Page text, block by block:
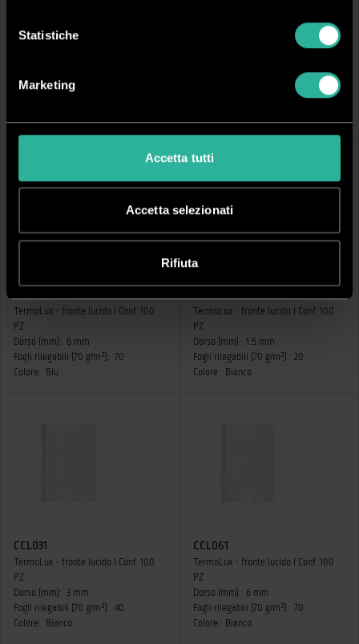
Statistiche
Marketing
Accetta tutti
Accetta selezionati
Rifiuta
CCL015
Dorso (mm): 1.5 mm
Colore: Blu
Colore: Blu
TermoLux - fronte lucido I Conf. 100
PZ
Dorso (mm):
6 mm
Fogli rilegabili (70 g/m²): 70
Colore:
Blu
TermoLux - fronte lucido I Conf. 100
PZ
Dorso (mm): 1.5 mm
Fogli rilegabili (70 g/m²): 20
Colore:
Bianco
CCL031
TermoLux - fronte lucido I Conf. 100
PZ
Dorso (mm): 3 mm
Fogli rilegabili (70 g/m²): 40
Colore:
Bianco
CCL061
TermoLux - fronte lucido I Conf. 100
PZ
Dorso (mm):
6 mm
Fogli rilegabili (70 g/m²): 70
Colore:
Bianco